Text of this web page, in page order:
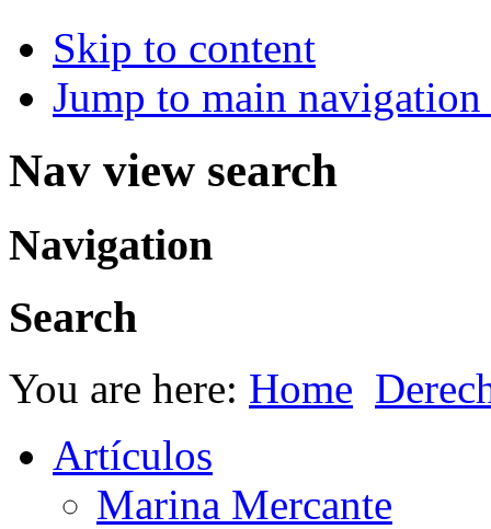
Skip to content
Jump to main
Nav view search
Navigation
Search
You are here: Home
Artículos
Marina Mercante